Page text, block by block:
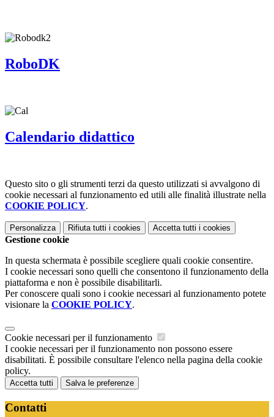
RoboDK
Calendario didattico
Questo sito o gli strumenti terzi da questo utilizzati si avvalgono di
cookie necessari al funzionamento ed utili alle finalità illustrate nella
COOKIE POLICY.
Personalizza Rifiuta tutti i cookies Accetta tutti i cookies
Gestione cookie
In questa schermata è possibile scegliere quali cookie consentire.
I cookie necessari sono quelli che consentono il funzionamento della
piattaforma e non è possibile disabilitarli.
Per conoscere quali sono i cookie necessari al funzionamento potete
visionare la COOKIE POLICY.
Cookie necessari per il funzionamento
I cookie necessari per il funzionamento non possono essere
disabilitati. È possibile consultare l'elenco nella pagina della cookie
policy.
Accetta tutti Salva le preferenze
Contatti